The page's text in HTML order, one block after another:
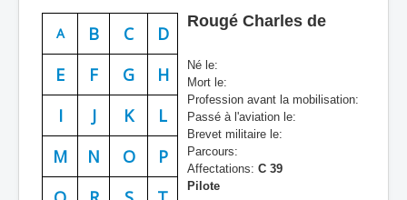
Escadrilles
Organisation
Avions
Formation
Doctrines
Batailles
A B C
D
E
F G
H
I
J K
L
M
N O
P
Rougé Charles de
Né le:
Mort le:
Profession avant la mobilisation:
Passé à l'aviation le:
Brevet militaire le:
Parcours:
Affectations: C 39
Pilote